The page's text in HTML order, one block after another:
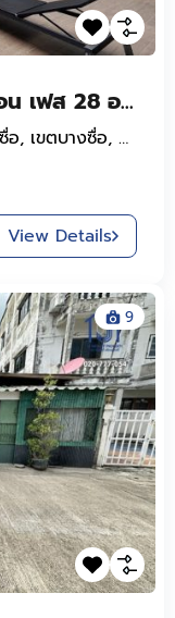
ขายคอนโด รีเจ้นท์ โฮม บางซ่อน เฟส 28 อาคาร A ชั้น 23 ซอยกรุงเทพ-นนทบุรี 23 ติดMRT บางซ่อน
ซอยกรุงเทพ-นนทบุรี 23/1, แขวงบางซื่อ, เขตบางซื่อ, กรุงเทพมหานคร, 10800, ประเทศไทย
View Details
9